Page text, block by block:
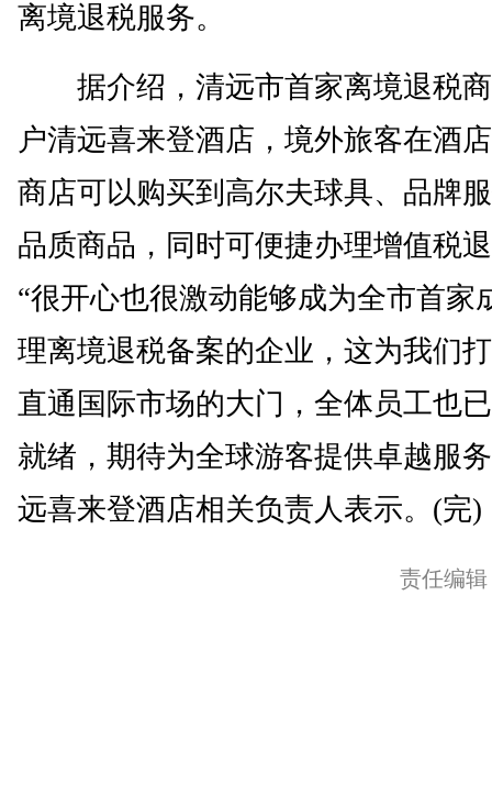
离境退税服务。
据介绍，清远市首家离境退税
户清远喜来登酒店，境外旅客在酒
商店可以购买到高尔夫球具、品牌
品质商品，同时可便捷办理增值税
“很开心也很激动能够成为全市首家
理离境退税备案的企业，这为我们
直通国际市场的大门，全体员工也
就绪，期待为全球游客提供卓越服
远喜来登酒店相关负责人表示。(完)
责任编